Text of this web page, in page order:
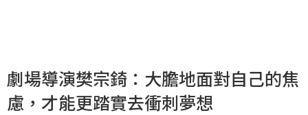
劇場導演樊宗錡：大膽地面對自己的焦
慮，才能更踏實去衝刺夢想